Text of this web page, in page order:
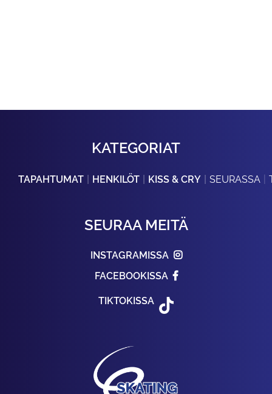
KATEGORIAT
TAPAHTUMAT HENKILÖT KISS & CRY SEURASSA
SEURAA MEITÄ
INSTAGRAMISSA
FACEBOOKISSA
TIKTOKISSA